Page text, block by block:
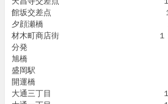
館坂交差点 １１時
夕顔瀬橋 １２
材木町商店街 １２時１０
分発
旭橋 １２時
盛岡駅 １２時
開運橋 １２時
大通三丁目 １２時